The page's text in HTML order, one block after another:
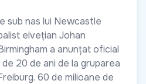
sub nas lui Newcastle
elvețian Johan
a anunțat oficial
20 de ani de la gruparea
60 de milioane de